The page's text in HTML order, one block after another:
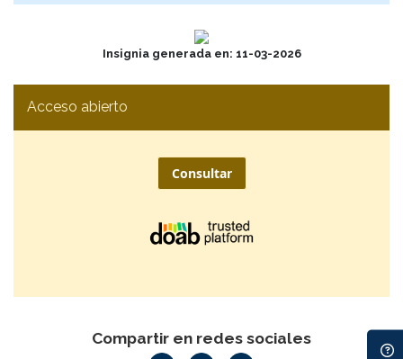
Insignia generada en: 11-03-2026
Acceso abierto
Consultar
Compartir en redes sociales